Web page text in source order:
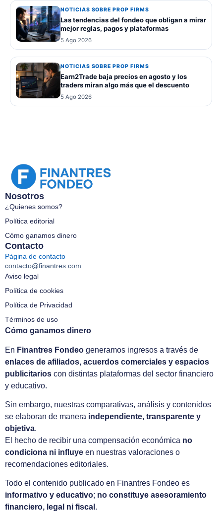
NOTICIAS SOBRE PROP FIRMS
Las tendencias del fondeo que obligan a mirar
mejor reglas, pagos y plataformas
5 Ago 2026
NOTICIAS SOBRE PROP FIRMS
Earn2Trade baja precios en agosto y los
traders miran algo más que el descuento
5 Ago 2026
Nosotros
¿Quienes somos?
Política editorial
Cómo ganamos dinero
Contacto
Página de contacto
contacto@finantres.com
Aviso legal
Política de cookies
Política de Privacidad
Términos de uso
Cómo ganamos dinero
En Finantres Fondeo generamos ingresos a través de
enlaces de afiliados, acuerdos comerciales y espacios
publicitarios con distintas plataformas del sector financiero
y educativo.
Sin embargo, nuestras comparativas, análisis y contenidos
se elaboran de manera independiente, transparente y
objetiva.
El hecho de recibir una compensación económica no
condiciona ni influye en nuestras valoraciones o
recomendaciones editoriales.
Todo el contenido publicado en Finantres Fondeo es
informativo y educativo; no constituye asesoramiento
financiero, legal ni fiscal .